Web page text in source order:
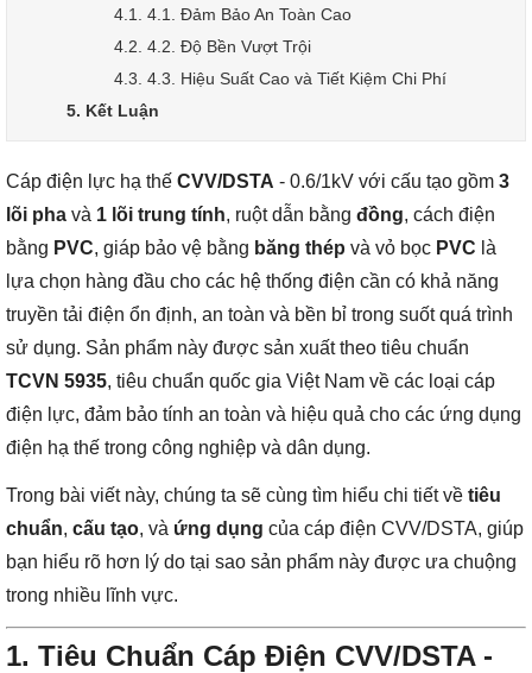
4.1. 4.1. Đảm Bảo An Toàn Cao
4.2. 4.2. Độ Bền Vượt Trội
4.3. 4.3. Hiệu Suất Cao và Tiết Kiệm Chi Phí
5. Kết Luận
Cáp điện lực hạ thế CVV/DSTA - 0.6/1kV với cấu tạo gồm 3
lõi pha và 1 lõi trung tính, ruột dẫn bằng đồng, cách điện
bằng PVC, giáp bảo vệ bằng băng thép và vỏ bọc PVC là
lựa chọn hàng đầu cho các hệ thống điện cần có khả năng
truyền tải điện ổn định, an toàn và bền bỉ trong suốt quá trình
sử dụng. Sản phẩm này được sản xuất theo tiêu chuẩn
TCVN 5935, tiêu chuẩn quốc gia Việt Nam về các loại cáp
điện lực, đảm bảo tính an toàn và hiệu quả cho các ứng dụng
điện hạ thế trong công nghiệp và dân dụng.
Trong bài viết này, chúng ta sẽ cùng tìm hiểu chi tiết về tiêu
chuẩn, cấu tạo, và ứng dụng của cáp điện CVV/DSTA, giúp
bạn hiểu rõ hơn lý do tại sao sản phẩm này được ưa chuộng
trong nhiều lĩnh vực.
1. Tiêu Chuẩn Cáp Điện CVV/DSTA -